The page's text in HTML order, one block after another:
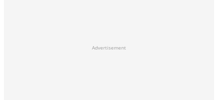
Advertisement